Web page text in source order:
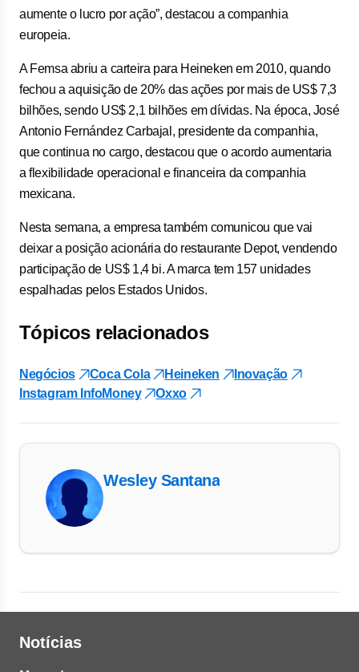
aumente o lucro por ação”, destacou a companhia
europeia.
A Femsa abriu a carteira para Heineken em 2010, quando
fechou a aquisição de 20% das ações por mais de US$ 7,3
bilhões, sendo US$ 2,1 bilhões em dívidas. Na época, José
Antonio Fernández Carbajal, presidente da companhia,
que continua no cargo, destacou que o acordo aumentaria
a flexibilidade operacional e financeira da companhia
mexicana.
Nesta semana, a empresa também comunicou que vai
deixar a posição acionária do restaurante Depot, vendendo
participação de US$ 1,4 bi. A marca tem 157 unidades
espalhadas pelos Estados Unidos.
Tópicos relacionados
Negócios Coca Cola Heineken
Inovação
Instagram InfoMoney
Oxxo
Wesley Santana
Notícias